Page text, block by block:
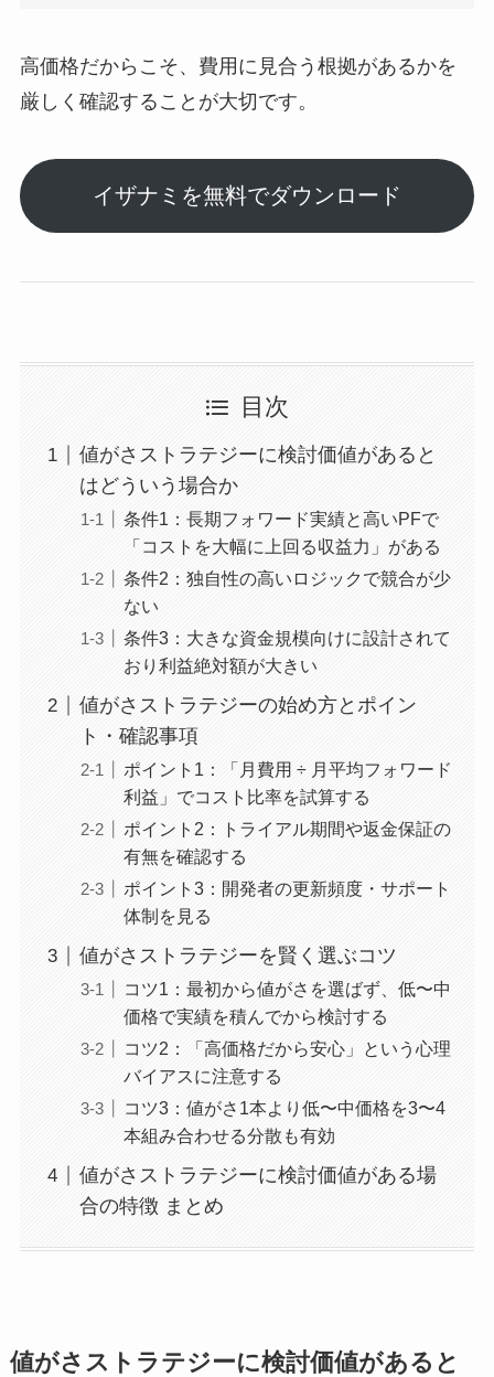
高価格だからこそ、費用に見合う根拠があるかを
厳しく確認することが大切です。
イザナミを無料でダウンロード
目次
値がさストラテジーに検討価値があると
はどういう場合か
条件1：長期フォワード実績と高いPFで
「コストを大幅に上回る収益力」がある
条件2：独自性の高いロジックで競合が少
ない
条件3：大きな資金規模向けに設計されて
おり利益絶対額が大きい
値がさストラテジーの始め方とポイン
ト・確認事項
ポイント1：「月費用 ÷ 月平均フォワード
利益」でコスト比率を試算する
ポイント2：トライアル期間や返金保証の
有無を確認する
ポイント3：開発者の更新頻度・サポート
体制を見る
値がさストラテジーを賢く選ぶコツ
コツ1：最初から値がさを選ばず、低〜中
価格で実績を積んでから検討する
コツ2：「高価格だから安心」という心理
バイアスに注意する
コツ3：値がさ1本より低〜中価格を3〜4
本組み合わせる分散も有効
値がさストラテジーに検討価値がある場
合の特徴 まとめ
値がさストラテジーに検討価値があると